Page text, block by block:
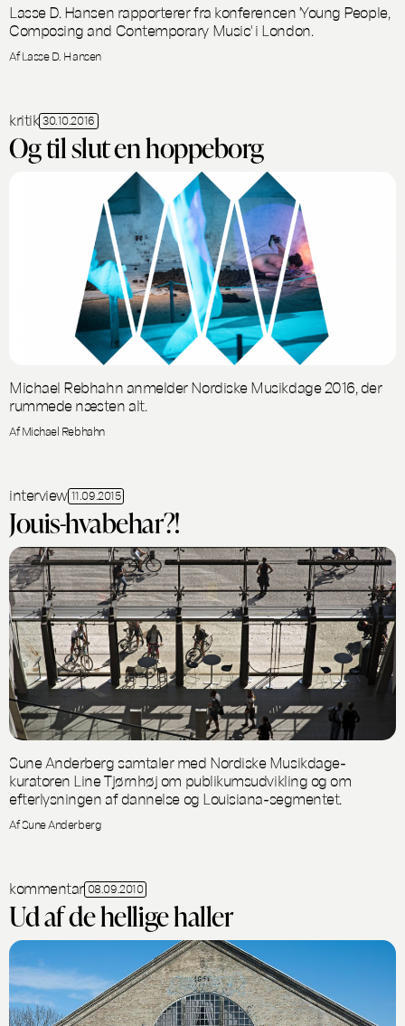
Lasse D. Hansen rapporterer fra konferencen 'Young People,
Composing and Contemporary Music' i London.
Af Lasse D. Hansen
kritik 30.10.2016
Og til slut en hoppeborg
Michael Rebhahn anmelder Nordiske Musikdage 2016, der
rummede næsten alt.
Af Michael Rebhahn
interview 11.09.2015
Jouis-hvabehar?!
Sune Anderberg samtaler med Nordiske Musikdage-
kuratoren Line Tjørnhøj om publikumsudvikling og om
efterlysningen af dannelse og Louisiana-segmentet.
Af Sune Anderberg
kommentar 08.09.2010
Ud af de hellige haller